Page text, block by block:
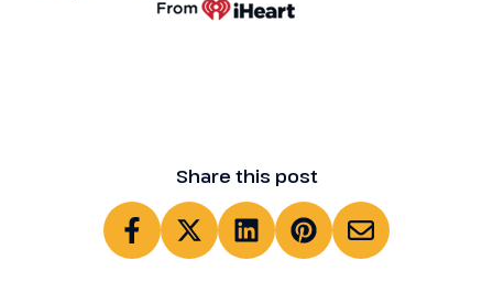
Share this post